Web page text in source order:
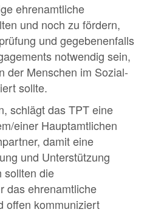
ehrenamtliche
und noch zu fördern,
und gegebenenfalls
notwendig sein,
der Menschen im Sozial-
sollte.
schlägt das TPT eine
einer Hauptamtlichen
damit eine
und Unterstützung
sollten die
das ehrenamtliche
offen kommuniziert